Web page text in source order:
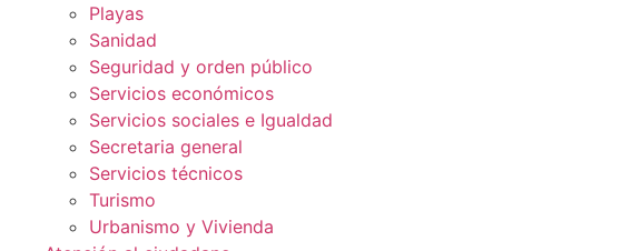
Playas
Sanidad
Seguridad y orden público
Servicios económicos
Servicios sociales e Igualdad
Secretaria general
Servicios técnicos
Turismo
Urbanismo y Vivienda